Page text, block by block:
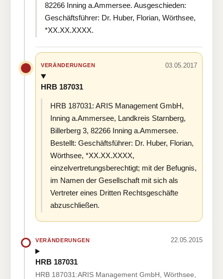
82266 Inning a.Ammersee. Ausgeschieden:
Geschäftsführer: Dr. Huber, Florian, Wörthsee,
*XX.XX.XXXX.
VERÄNDERUNGEN 03.05.2017
HRB 187031
HRB 187031: ARIS Management GmbH,
Inning a.Ammersee, Landkreis Starnberg,
Billerberg 3, 82266 Inning a.Ammersee.
Bestellt: Geschäftsführer: Dr. Huber, Florian,
Wörthsee, *XX.XX.XXXX,
einzelvertretungsberechtigt; mit der Befugnis,
im Namen der Gesellschaft mit sich als
Vertreter eines Dritten Rechtsgeschäfte
abzuschließen.
VERÄNDERUNGEN 22.05.2015
HRB 187031
HRB 187031:ARIS Management GmbH, Wörthsee,